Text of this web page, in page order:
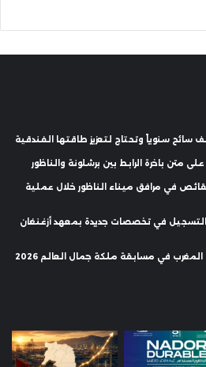
متن باخرة الرابط بين برشلونة والناظور
في مرافق ميناء الناظور خلال عملية
في تخصصات جديدة بمعهد أزغنغان
في مسابقة ملكة جمال العالم 2026